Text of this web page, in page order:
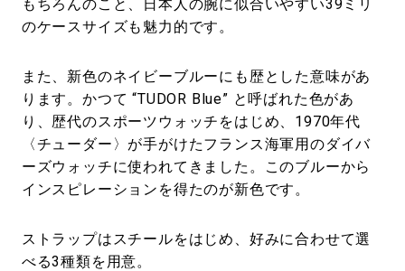
もちろんのこと、日本人の腕に似合いやすい39ミリ
のケースサイズも魅力的です。
また、新色のネイビーブルーにも歴とした意味があ
ります。かつて “TUDOR Blue” と呼ばれた色があ
り、歴代のスポーツウォッチをはじめ、1970年代
〈チューダー〉が手がけたフランス海軍用のダイバ
ーズウォッチに使われてきました。このブルーから
インスピレーションを得たのが新色です。
ストラップはスチールをはじめ、好みに合わせて選
べる3種類を用意。